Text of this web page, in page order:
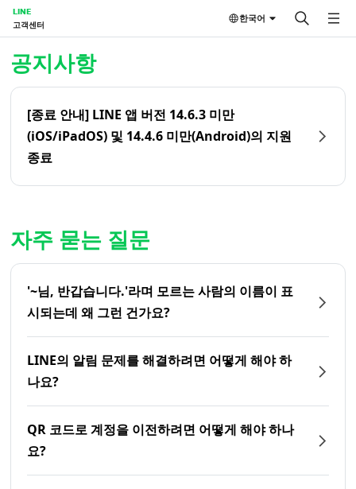
LINE
고객센터
한국어
공지사항
[종료 안내] LINE 앱 버전 14.6.3 미만
(iOS/iPadOS) 및 14.4.6 미만(Android)의 지원
종료
자주 묻는 질문
'~님, 반갑습니다.'라며 모르는 사람의 이름이 표
시되는데 왜 그런 건가요?
LINE의 알림 문제를 해결하려면 어떻게 해야 하
나요?
QR 코드로 계정을 이전하려면 어떻게 해야 하나
요?